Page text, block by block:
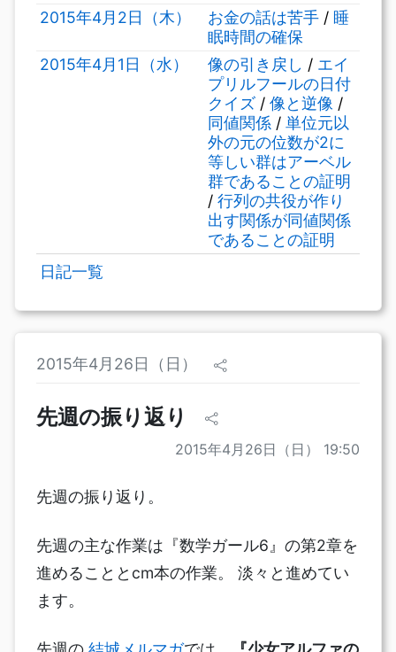
2015年4月2日（木）
お金の話は苦手 / 睡
眠時間の確保
2015年4月1日（水）
像の引き戻し / エイ
プリルフールの日付
クイズ / 像と逆像 /
同値関係 / 単位元以
外の元の位数が2に
等しい群はアーベル
群であることの証明
/ 行列の共役が作り
出す関係が同値関係
であることの証明
日記一覧
2015年4月26日（日）
先週の振り返り
2015年4月26日（日） 19:50
先週の振り返り。
先週の主な作業は『数学ガール6』の第2章を
進めることとcm本の作業。 淡々と進めてい
ます。